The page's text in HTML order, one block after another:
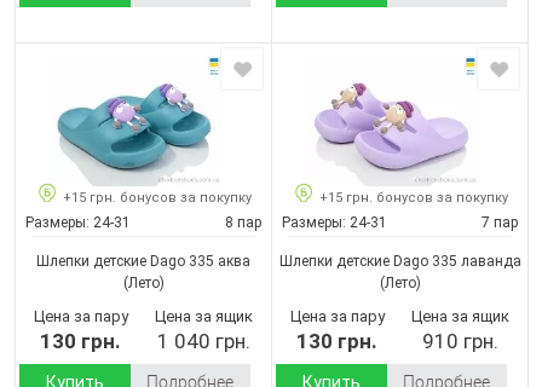
+15 грн. бонусов за покупку
Размеры: 24-31 8 пар
Шлепки детские Dago 335 аква
(Лето)
Цена за пару
130 грн.
Цена за ящик
1 040 грн.
Купить Подробнее
+15 грн. бонусов за покупку
Размеры: 24-31 7 пар
Шлепки детские Dago 335 лаванда
(Лето)
Цена за пару
130 грн.
Цена за ящик
910 грн.
Купить Подробнее